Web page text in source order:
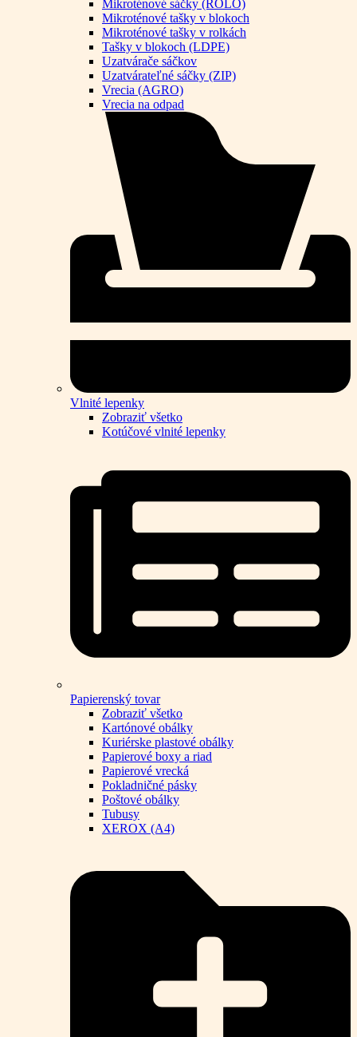
Mikroténové sáčky (ROLO)
Mikroténové tašky v blokoch
Mikroténové tašky v rolkách
Tašky v blokoch (LDPE)
Uzatvárače sáčkov
Uzatvárateľné sáčky (ZIP)
Vrecia (AGRO)
Vrecia na odpad
Vlnité lepenky
Zobraziť všetko
Kotúčové vlnité lepenky
Papierenský tovar
Zobraziť všetko
Kartónové obálky
Kuriérske plastové obálky
Papierové boxy a riad
Papierové vrecká
Pokladničné pásky
Poštové obálky
Tubusy
XEROX (A4)